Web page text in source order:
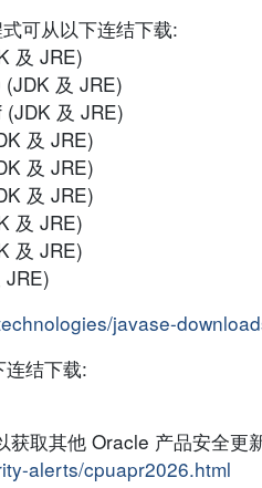
可从以下连结下载:
及 JRE)
及 JRE)
及 JRE)
及 JRE)
及 JRE)
及 JRE)
及 JRE)
及 JRE)
javase-
结下载:
获取其他 Oracle 产品安全更
alerts/cpuapr2026.html